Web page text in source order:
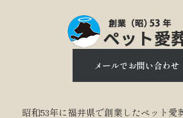
メールでお問い合わせ
昭和53年に福井県で創業したペット愛